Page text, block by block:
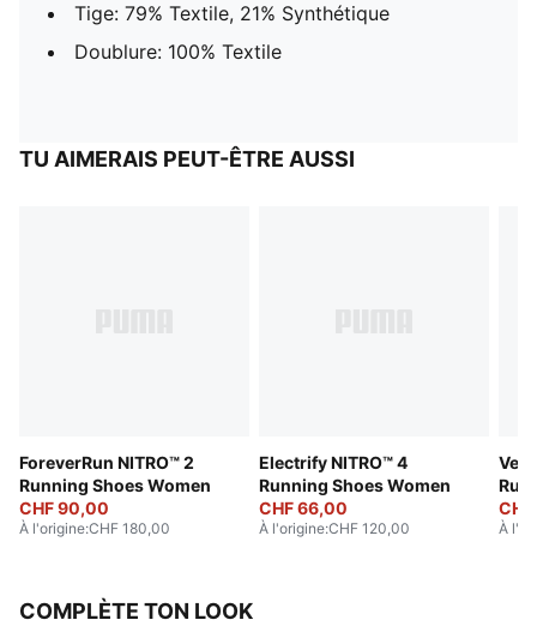
Tige: 79% Textile, 21% Synthétique
Doublure: 100% Textile
TU AIMERAIS PEUT-ÊTRE AUSSI
ForeverRun NITRO™ 2
Running Shoes Women
CHF 90,00
À l'origine:CHF 180,00
Electrify NITRO™ 4
Running Shoes Women
CHF 66,00
À l'origine:CHF 120,00 À
COMPLÈTE TON LOOK